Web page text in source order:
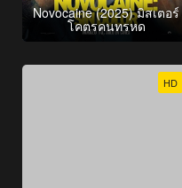
Novocaine (2025) มิสเตอร์
โคตรคนทรหด
HD